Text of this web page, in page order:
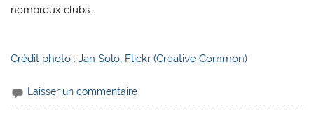
nombreux clubs.
Crédit photo : Jan Solo, Flickr (Creative Common)
Laisser un commentaire